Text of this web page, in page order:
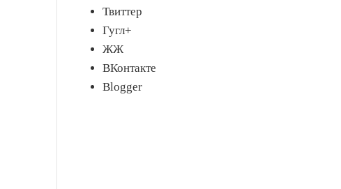
Твиттер
Гугл+
ЖЖ
ВКонтакте
Blogger